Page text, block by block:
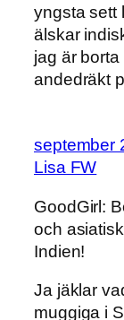
yngsta sett
älskar
jag är
andedräkt
september
Lisa FW
GoodGirl:
och
Indien!
Ja jäklar
muggiga i